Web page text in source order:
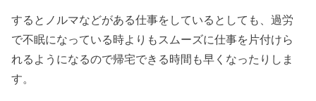
するとノルマなどがある仕事をしているとしても、過労
で不眠になっている時よりもスムーズに仕事を片付けら
れるようになるので帰宅できる時間も早くなったりしま
す。